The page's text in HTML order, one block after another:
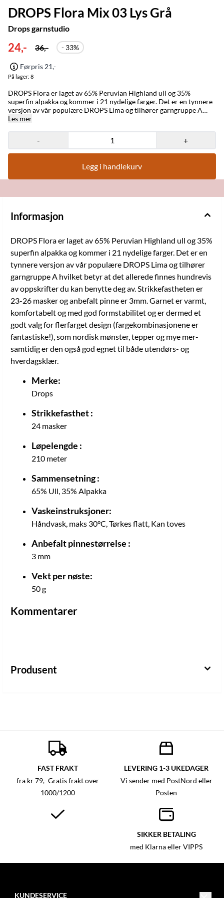
DROPS Flora Mix 03 Lys Grå
Drops garnstudio
24,- 36,- - 33%
Førpris 21,-
På lager: 8
DROPS Flora er laget av 65% Peruvian Highland ull og 35%
superfin alpakka og kommer i 21 nydelige farger. Det er en tynnere
versjon av vår populære DROPS Lima og tilhører garngruppe A
hvilket betyr at det allerede finnes hundrevis av oppskrifter du kan
og er dermed et godt valg for flerfarget design
(fargekombinasjonene er fantastiske!), som nordisk mønster, tepper
Løpelengde : 210 meter Sammensetning : 65% Ull, 35% Alpakka
Anbefalt pinnestørrelse : 3 mm Vekt per nøste: 50 g
Les mer
- +
Legg i handlekurv
Informasjon
DROPS Flora er laget av 65% Peruvian Highland ull og 35%
superfin alpakka og kommer i 21 nydelige farger. Det er en
tynnere versjon av vår populære DROPS Lima og tilhører
garngruppe A hvilket betyr at det allerede finnes hundrevis
av oppskrifter du kan benytte deg av. Strikkefastheten er
23-26 masker og anbefalt pinne er 3mm. Garnet er varmt,
komfortabelt og med god formstabilitet og er dermed et
godt valg for flerfarget design (fargekombinasjonene er
fantastiske!), som nordisk mønster, tepper og mye mer-
samtidig er den også god egnet til både utendørs- og
hverdagsklær.
Merke:
Drops
Strikkefasthet :
24 masker
Løpelengde :
210 meter
Sammensetning :
65% Ull, 35% Alpakka
Vaskeinstruksjoner:
Håndvask, maks 30°C, Tørkes flatt, Kan toves
Anbefalt pinnestørrelse :
3 mm
Vekt per nøste:
50 g
Kommentarer
Produsent
FAST FRAKT
fra kr 79,- Gratis frakt over
1000/1200
LEVERING 1-3 UKEDAGER
Vi sender med PostNord eller
Posten
SIKKER BETALING
med Klarna eller VIPPS
KUNDESERVICE